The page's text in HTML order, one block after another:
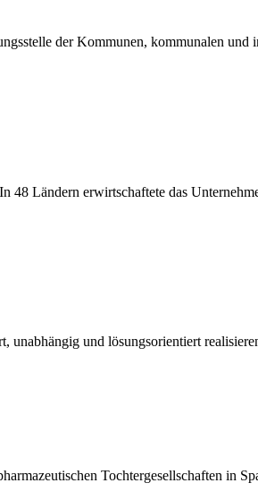
der Kommunen, kommunalen und
Ländern erwirtschaftete das
und lösungsorientiert
Tochtergesellschaften in